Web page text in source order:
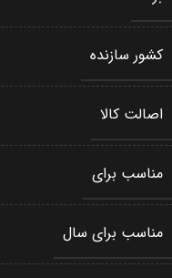
کشور سازنده
اصالت کالا
مناسب برای
مناسب برای سال